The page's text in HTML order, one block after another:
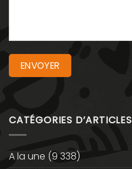
CATÉGORIES D’ARTICLES
A la une (9 338)